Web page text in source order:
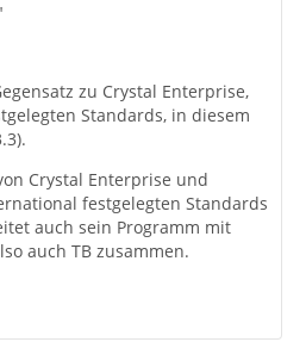
zu Crystal Enterprise,
Standards, in diesem
Crystal Enterprise und
festgelegten Standards
auch sein Programm mit
auch TB zusammen.